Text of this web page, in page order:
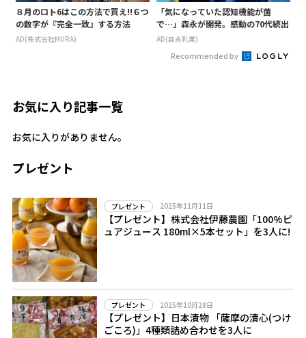
８月のロト6はこの方法で買え!!６つ
の数字が『完全一致』する方法
AD(株式会社MURA)
「気になっていた認知機能が菌
で…」森永が開発。感動の70代続出
AD(森永乳業)
Recommended by
お気に入り記事一覧
お気に入りがありません。
プレゼント
プレゼント 2025年11月11日
【プレゼント】株式会社伊藤農園「100%ピ
ュアジュース 180ml×5本セット」を3人に!
プレゼント 2025年10月28日
【プレゼント】日本漬物 「薩摩の漬心(つけ
ごころ)」4種類詰め合わせを3人に